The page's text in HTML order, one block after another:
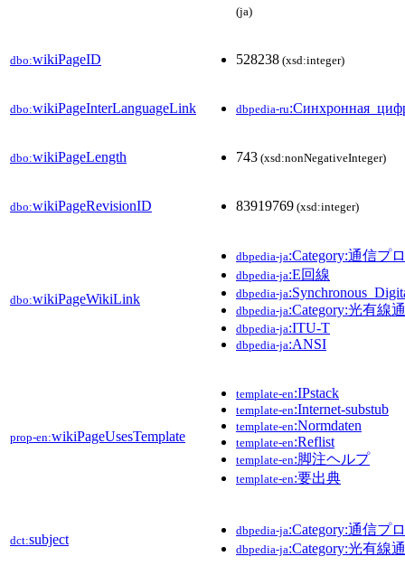
(ja)
dbo:wikiPageID 528238 (xsd:integer)
dbo:wikiPageInterLanguageLink dbpedia-ru
dbo:wikiPageLength 743 (xsd:nonNegativeInteger)
dbo:wikiPageRevisionID 83919769 (xsd:integer)
dbo:wikiPageWikiLink
dbpedia-ja:Category:通信プ
dbpedia-ja:E回線
dbpedia-ja
dbpedia-ja:Category:光有線
dbpedia-ja:ITU-T
dbpedia-ja:ANSI
prop-en:wikiPageUsesTemplate
template-en:IPstack
template-en:Internet-substub
template-en:Normdaten
template-en:Reflist
template-en:脚注ヘルプ
template-en:要出典
dct:subject
dbpedia-ja:Category:通信プ
dbpedia-ja:Category:光有線